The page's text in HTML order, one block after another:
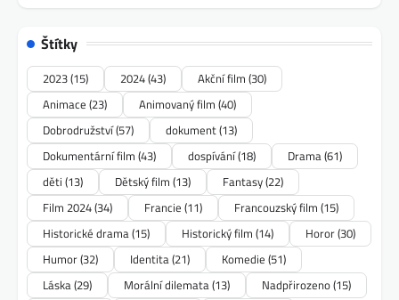
Štítky
2023(15) 2024(43) Akční film (30)
Animace (23) Animovaný film (40)
Dobrodružství(57) dokument(13)
Dokumentární film (43) dospívání(18) Drama(61)
děti (13) Dětský film (13) Fantasy(22)
Film 2024(34) Francie (11) Francouzský film (15)
Historické drama(15) Historický film (14) Horor(30)
Humor(32) Identita(21) Komedie (51)
Láska(29) Morální dilemata(13) Nadpřirozeno(15)